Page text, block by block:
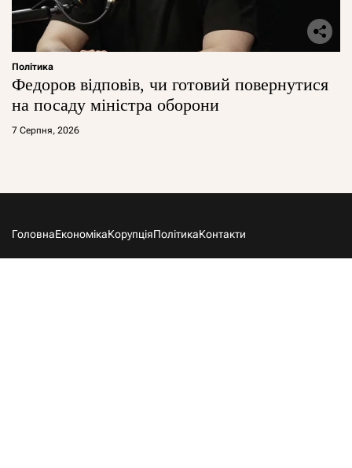
Політика
Федоров відповів, чи готовий повернутися
на посаду міністра оборони
7 Серпня, 2026
ГоловнаЕкономікаКорупціяПолітикаКонтакти